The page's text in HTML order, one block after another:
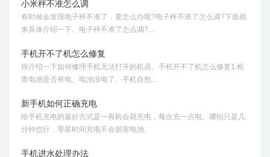
小米秤不准怎么调
有时候会发现电子秤不准了，要怎么办呢?电子秤不准了怎么调?下面就
来具体介绍一下。电子秤不准了怎么调?...
手机开不了机怎么修复
你介绍一下如何修理手机无法打开的机器。手机开不了机怎么修复1.检
查电池是否有电。电池没电了。手机自然...
新手机如何正确充电
给手机充电的最好方式是一有机会就充电，每次充一点电。哪怕只是几
分钟也行，零星时间充电不会损害电池。
手机进水处理办法